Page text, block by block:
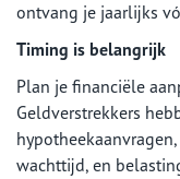
ontvang je jaarlijks
Timing is belangrijk
Plan je financiële
Geldverstrekkers
wachttijd, en